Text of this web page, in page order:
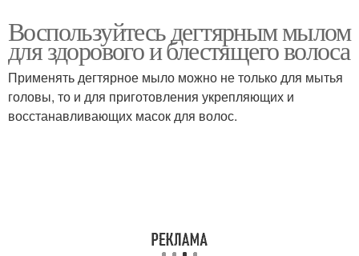
Воспользуйтесь дегтярным мылом
для здорового и блестящего волоса
Применять дегтярное мыло можно не только для мытья
головы, то и для приготовления укрепляющих и
восстанавливающих масок для волос.